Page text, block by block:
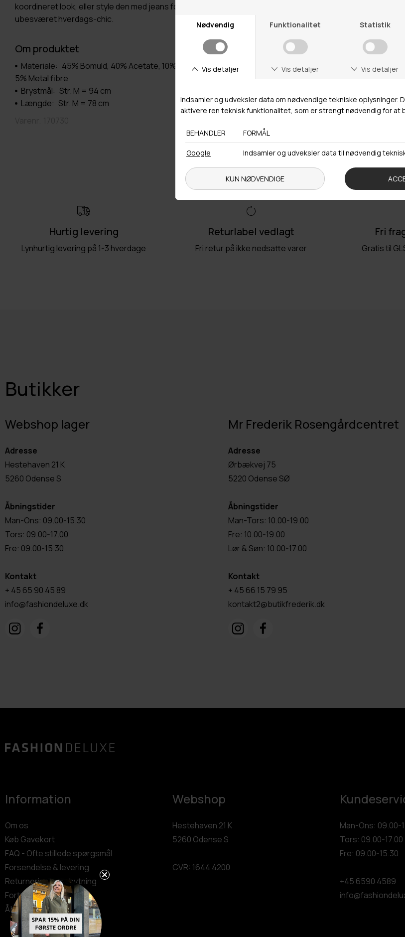
koordineret look, eller style den med jeans for
ubesværet hverdags-chic.
Om produktet
Materiale: 45% Bomuld, 40% Acetate, 10% Polyester,
5% Metal fibre
Brystmål: Str. M = 94 cm
Længde: Str. M = 78 cm
og høje kvalitet. Mos Mosh har også en række
og bluser, der er perfekte til både arbejde og
Trustpilot
Hurtig levering
Lynhurtig levering på 1-3 hverdage
Returlabel vedlagt
Fri retur på ikke nedsatte varer
Fri
Gratis til
Butikker
Webshop lager
Adresse
Hestehaven 21 K
5260 Odense S
Åbningstider
Man-Ons: 09.00-15.30
Tors: 09.00-17.00
Fre: 09.00-15.30
Kontakt
+ 45 65 90 45 89
info@fashiondeluxe.dk
Mr Frederik Rosengårdcentret
Adresse
Ørbækvej 75
5220 Odense SØ
Åbningstider
Man-Tors: 10.00-19.00
Fre: 10.00-19.00
Lør & Søn: 10.00-17.00
Kontakt
+ 45 66 15 79 95
kontakt2@butikfrederik.dk
Information
Om os
Køb Gavekort
FAQ - Ofte stillede spørgsmål
Forsendelse & levering
Returnering & ombytning
Fortryd dit køb
Åbn GDPR-popup
Webshop
Hestehaven 21 K
5260 Odense S
CVR: 1644 4200
Man-Ons: 09.00-
Tors: 09.00-17.00
Fre: 09.00-15.30
+45 6590 4589